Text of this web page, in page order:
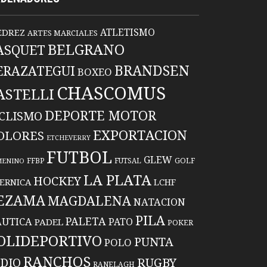
ARTES MARCIALES ATLETISMO
BELGRANO
BOXEO BRANDSEN
CHASCOMUS
DEPORTE MOTOR
ETCHEVERRY EXPORTACION
FFBP FUTBOL FUTSAL GLEW GOLF
HOCKEYLA PLATA LCHF
MAGDALENANATACION
PADEL PALETAPATO PILA POKER
POLO PUNTA
RANCHOS RANELAGH RUGBY